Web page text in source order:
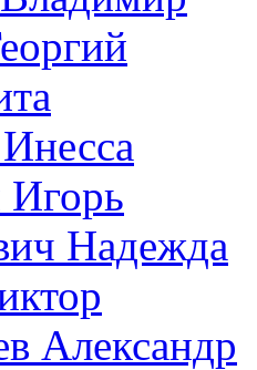
Надежда
Александр